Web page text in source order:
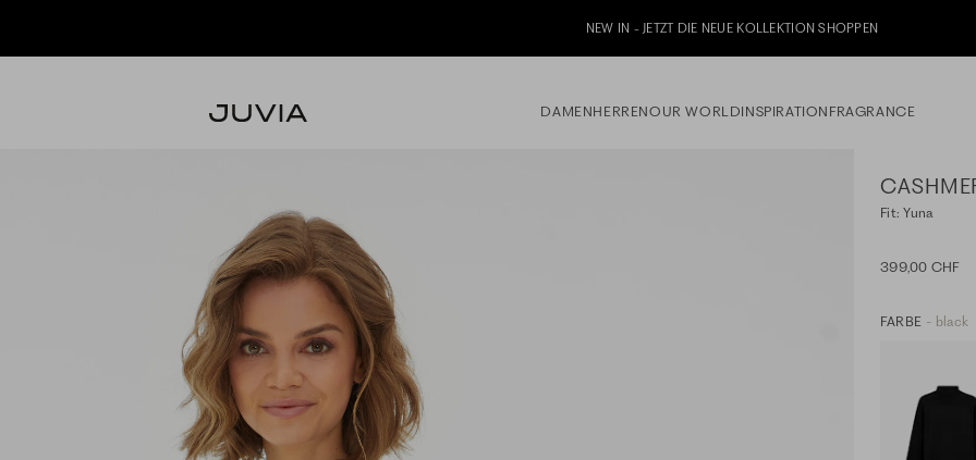
DAMENHERRENOUR WORLDINSPIRATION FRAGRANCE
Fit: Yuna
399,00 CHF
FARBE - black